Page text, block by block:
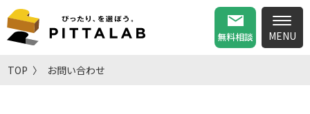
無料相談
TOP お問い合わせ